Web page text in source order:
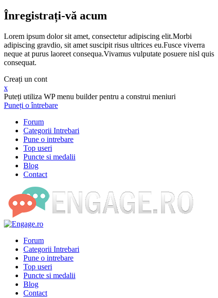
Înregistrați-vă acum
Lorem ipsum dolor sit amet, consectetur adipiscing elit.Morbi
adipiscing gravdio, sit amet suscipit risus ultrices eu.Fusce viverra
neque at purus laoreet consequa.Vivamus vulputate posuere nisl quis
consequat.
Creați un cont
x
Puteți utiliza WP menu builder pentru a construi meniuri
Puneți o întrebare
Forum
Categorii Intrebari
Pune o intrebare
Top useri
Puncte si medalii
Blog
Contact
Forum
Categorii Intrebari
Pune o intrebare
Top useri
Puncte si medalii
Blog
Contact